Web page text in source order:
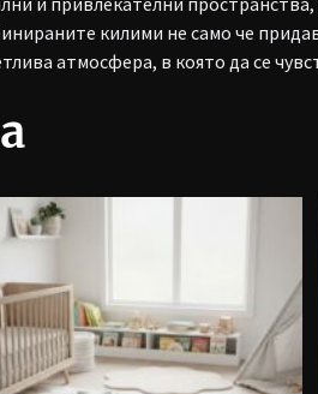
килими не само че
атмосфера, в която да се